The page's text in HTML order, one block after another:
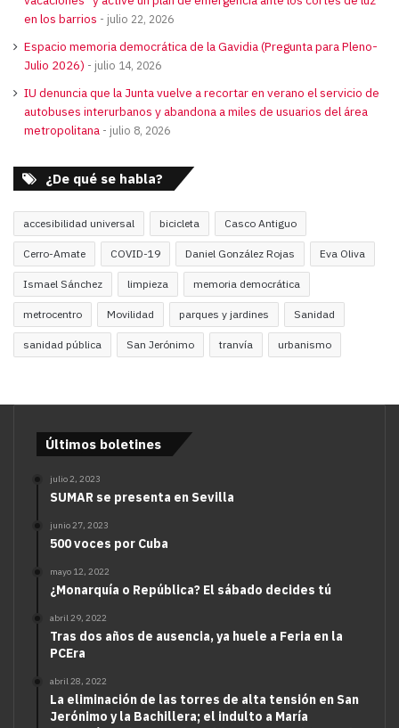
en los barrios
julio 22, 2026
Espacio memoria democrática de la Gavidia (Pregunta para Pleno-
Julio 2026)
julio 14, 2026
IU denuncia que la Junta vuelve a recortar en verano el servicio de
autobuses interurbanos y abandona a miles de usuarios del área
metropolitana
julio 8, 2026
¿De qué se habla?
accesibilidad universal bicicleta Casco Antiguo
Cerro-Amate COVID-19 Daniel González Rojas Eva Oliva
Ismael Sánchez limpieza memoria democrática
metrocentro Movilidad parques y jardines Sanidad
sanidad pública San Jerónimo tranvía urbanismo
Últimos boletines
julio 2, 2023
SUMAR se presenta en Sevilla
junio 27, 2023
500 voces por Cuba
mayo 12, 2022
¿Monarquía o República? El sábado decides tú
abril 29, 2022
Tras dos años de ausencia, ya huele a Feria en la
PCEra
abril 28, 2022
La eliminación de las torres de alta tensión en San
Jerónimo y la Bachillera; el indulto a María